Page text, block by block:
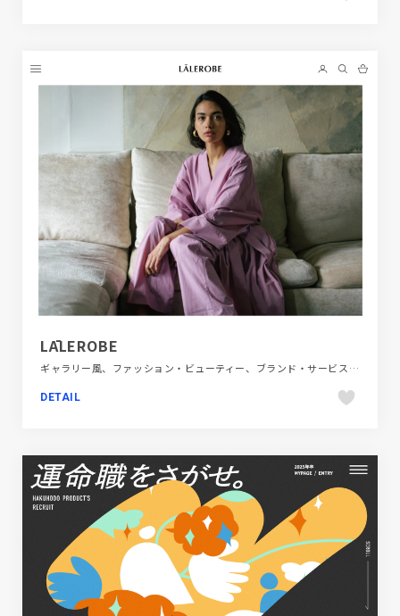
LĀLEROBE
ギャラリー風、ファッション・ビューティー、ブランド・サービスサイト、ホワイト系、大きめ写真、海外サイト
DETAIL